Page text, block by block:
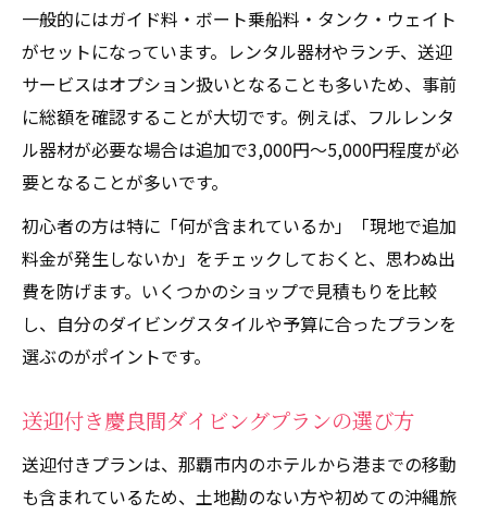
一般的にはガイド料・ボート乗船料・タンク・ウェイト
がセットになっています。レンタル器材やランチ、送迎
サービスはオプション扱いとなることも多いため、事前
に総額を確認することが大切です。例えば、フルレンタ
ル器材が必要な場合は追加で3,000円〜5,000円程度が必
要となることが多いです。
初心者の方は特に「何が含まれているか」「現地で追加
料金が発生しないか」をチェックしておくと、思わぬ出
費を防げます。いくつかのショップで見積もりを比較
し、自分のダイビングスタイルや予算に合ったプランを
選ぶのがポイントです。
送迎付き慶良間ダイビングプランの選び方
送迎付きプランは、那覇市内のホテルから港までの移動
も含まれているため、土地勘のない方や初めての沖縄旅